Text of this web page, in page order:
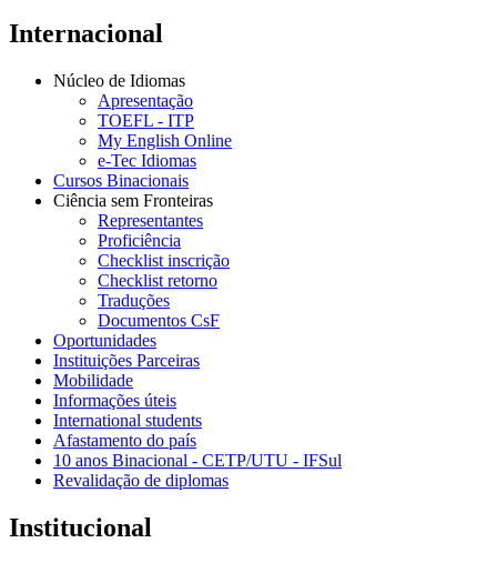
Internacional
Núcleo de Idiomas
Apresentação
TOEFL - ITP
My English Online
e-Tec Idiomas
Cursos Binacionais
Ciência sem Fronteiras
Representantes
Proficiência
Checklist inscrição
Checklist retorno
Traduções
Documentos CsF
Oportunidades
Instituições Parceiras
Mobilidade
Informações úteis
International students
Afastamento do país
10 anos Binacional - CETP/UTU - IFSul
Revalidação de diplomas
Institucional